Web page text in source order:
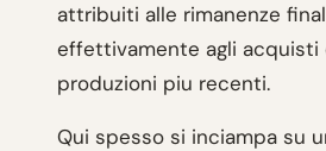
attribuiti alle rimanenze
effettivamente agli acquisti
produzioni piu recenti.
Qui spesso si inciampa su